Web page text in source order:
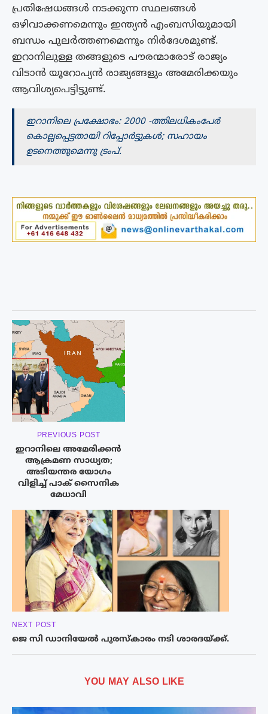
പ്രതിഷേധങ്ങൾ നടക്കുന്ന സ്ഥലങ്ങൾ
ഒഴിവാക്കണമെന്നും ഇന്ത്യൻ എംബസിയുമായി
ബന്ധം പുലർത്തണമെന്നും നിർദേശമുണ്ട്.
ഇറാനിലുള്ള തങ്ങളുടെ പൗരന്മാരോട് രാജ്യം
വിടാൻ യൂറോപ്യൻ രാജ്യങ്ങളും അമേരിക്കയും
ആവിശ്യപെട്ടിട്ടുണ്ട്.
ഇറാനിലെ പ്രക്ഷോഭം: 2000 -ത്തിലധികംപേർ
കൊല്ലപ്പെട്ടതായി റിപ്പോർട്ടുകൾ; സഹായം
ഉടനെത്തുമെന്നു ട്രംപ്.
PREVIOUS POST
ഇറാനിലെ അമേരിക്കൻ
ആക്രമണ സാധ്യത;
അടിയന്തര യോഗം
വിളിച്ച് പാക് സൈനിക
മേധാവി
NEXT POST
ജെ സി ഡാനിയേൽ പുരസ്കാരം നടി ശാരദയ്ക്ക്.
YOU MAY ALSO LIKE